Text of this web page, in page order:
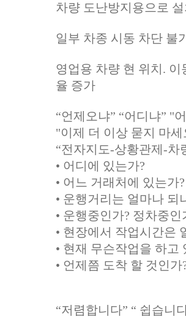
차량 도난방지용으로
일부 차종 시동 차단 불
영업용 차량 현 위치.
율 증가
“언제오냐” “어디냐” "
"이제 더 이상 묻지 마세
“전자지도-상황관제-차
• 어디에 있는가?
• 어느 거래처에 있는가?
• 운행거리는 얼마나 되
• 운행중인가? 정차중인
• 현장에서 작업시간은
• 현재 무슨작업을 하고
• 언제쯤 도착 할 것인가
“저렴합니다” “ 쉽습니